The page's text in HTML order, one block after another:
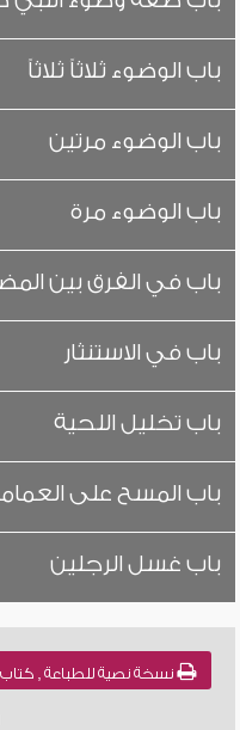
باب الوضوء ثلاثاً ثلاثاً
باب الوضوء مرتين
باب الوضوء مرة
باب في الفرق بين
باب في الاستنثار
باب تخليل اللحية
باب المسح على
باب غسل الرجلين